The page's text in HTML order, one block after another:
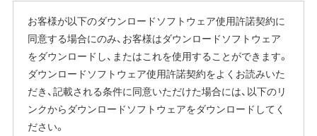
お客様が以下のダウンロードソフトウェア使用許諾契約に
同意する場合にのみ、お客様はダウンロードソフトウェア
をダウンロードし、またはこれを使用することができます。
ダウンロードソフトウェア使用許諾契約をよくお読みいた
だき、記載される条件に同意いただけた場合には、以下のリ
ンクからダウンロードソフトウェアをダウンロードしてく
ださい。